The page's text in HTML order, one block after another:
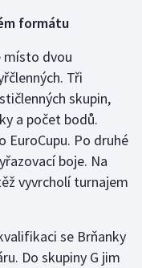
formátu
místo dvou
Tři
skupin,
a počet bodů.
EuroCupu. Po druhé
boje. Na
vyvrcholí turnajem
se Brňanky
Do skupiny G jim